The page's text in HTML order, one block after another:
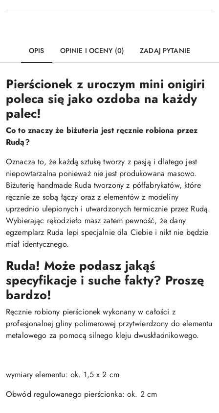
OPIS OPINIE I OCENY (0) ZADAJ PYTANIE
Pierścionek z uroczym mini onigiri
poleca się jako ozdoba na każdy
palec!
Co to znaczy że biżuteria jest ręcznie robiona przez
Rudą?
Oznacza to, że każdą sztukę tworzy z pasją i dlatego jest
niepowtarzalna ponieważ nie jest produkowana masowo.
Biżuterię handmade Ruda tworzony z półfabrykatów, które
ręcznie ze sobą łączy oraz z elementów z modeliny
uprzednio ulepionych i utwardzonych termicznie przez Rudą.
Wybierając rękodzieło masz zatem pewność, że dany
egzemplarz Ruda lepi specjalnie dla Ciebie i nikt nie będzie
miał identycznego.
Ruda! Może podasz jakąś
specyfikacje i suche fakty? Proszę
bardzo!
Ręcznie robiony pierścionek wykonany w całości z
profesjonalnej gliny polimerowej przytwierdzony do elementu
metalowego za pomocą silnego kleju dwuskładnikowego.
wymiary elementu: ok. 1,5 x 2 cm
Obwód regulowanego pierścionka: ok. 2 cm